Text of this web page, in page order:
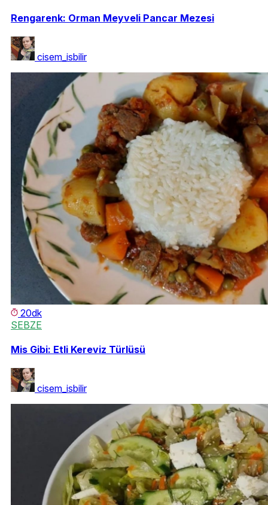
Rengarenk: Orman Meyveli Pancar Mezesi
cisem_isbilir
20dk
SEBZE
Mis Gibi: Etli Kereviz Türlüsü
cisem_isbilir